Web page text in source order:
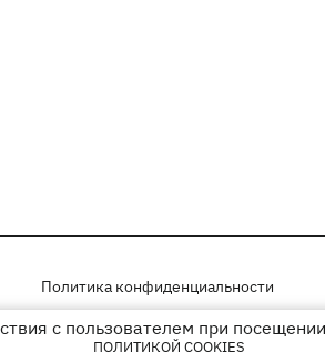
Политика конфиденциальности
рекламы
с пользователем при
ПОЛИТИКОЙ COOKIES